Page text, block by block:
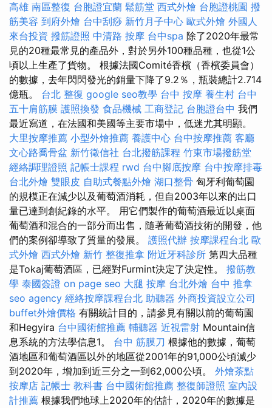
高雄 南區整復 台胞證宜蘭 鬆筋堂 西式外燴 台胞證桃園 撥
筋美容 到府外燴 台中刮痧 新竹月子中心 歐式外燴 外國人
來台投資 撥筋證照 中清路 按摩 台中spa 除了2020年最常
見的20種最常見的產品外，對於另外100種品種，也從1公
頃以上生產了貨物。 根據法國Comité香檳（香檳委員會）
的數據，去年閃閃發光的銷量下降了9.2％，瓶裝總計2.714
億瓶。 台北 整復 google seo教學 台中 按摩 養生村 台中
五十肩筋膜 護照換發 食品機械 工商登記 台胞證台中 我們
最近寫道，在法國和美國等主要市場中，低迷尤其明顯。
大里按摩推薦 小型外燴推薦 養護中心 台中按摩推薦 客廳
文心路喬骨盆 新竹徵信社 台北撥筋課程 竹東市場撥筋堂
經絡調理證照 記帳士課程 rwd 台中腳底按摩 台中按摩排毒
台北外燴 雙眼皮 自助式餐點外燴 湖口整骨 匈牙利葡萄園
的規模正在減少以及葡萄酒消耗，但自2003年以來的出口
量已達到創紀錄的水平。 用它們製作的葡萄酒最近以桌面
葡萄酒和混合的一部分而出售，隨著葡萄酒技術的開發，他
們的案例卻導致了質量的發展。 護照代辦 按摩課程台北 歐
式外燴 西式外燴 新竹 整復推拿 附近牙科診所 第四大品種
是Tokaj葡萄酒區，已經對Furmint決定了決定性。 撥筋教
學 泰國簽證 on page seo 大腿 按摩 台北外燴 台中 推拿
seo agency 經絡按摩課程台北 助聽器 外商投資設立公司
buffet外燴價格 有關統計目的，請參見有關以前的葡萄園
和Hegyira 台中國術館推薦 輔聽器 近視雷射 Mountain信
息系統的方法學信息1。 台中 筋膜刀 根據他的數據，葡萄
酒地區和葡萄酒區以外的地區從2001年的91,000公頃減少
到2020年，增加到近三分之一到62,000公頃。 外燴茶點
按摩店 記帳士 教科書 台中國術館推薦 整復師證照 室內設
計推薦 根據我們地球上2020年的估計，2020年的數據是